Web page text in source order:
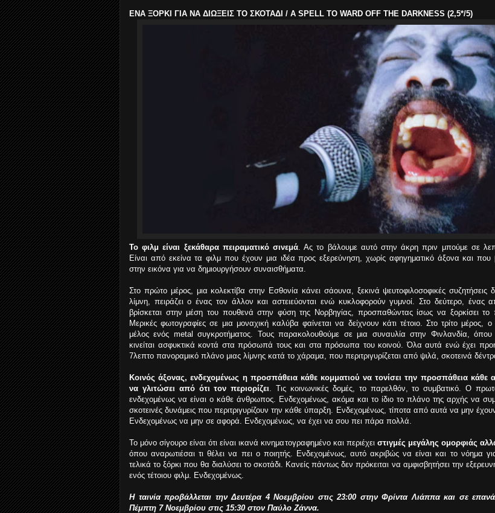
ΕΝΑ ΞΟΡΚΙ ΓΙΑ ΝΑ ΔΙΩΞΕΙΣ ΤΟ ΣΚΟΤΑΔΙ / A SPELL TO WARD OFF THE DARKNESS (2,5*/5)
Το φιλμ είναι ξεκάθαρα πειραματικό σινεμά. Ας το βάλουμε αυτό στην άκρη πριν μπούμε σε
Είναι από εκείνα τα φιλμ που έχουν μια ιδέα προς εξερεύνηση, χωρίς αφηγηματικό άξονα και που
στην εικόνα για να δημιουργήσουν συναισθήματα.
Στο πρώτο μέρος, μια κολεκτίβα στην Εσθονία κάνει σάουνα, ξεκινά ψευτοφιλοσοφικές συζητήσεις
λίμνη, πειράζει ο ένας τον άλλον και αστειεύονται ενώ κυκλοφορούν γυμνοί. Στο δεύτερο, ένας
βρίσκεται στην μέση του πουθενά στην φύση της Νορβηγίας, προσπαθώντας ίσως να ξορκίσει το
Μερικές φωτογραφίες σε μια μοναχική καλύβα φαίνεται να δείχνουν κάτι τέτοιο. Στο τρίτο μέρος, ο
μέλος ενός metal συγκροτήματος. Τους παρακολουθούμε σε μια συναυλία στην Φινλανδία,
κινείται ασφυκτικά κοντά στα πρόσωπά τους και στα πρόσωπα του κοινού. Όλα αυτά ενώ έχει
7λεπτο πανοραμικό πλάνο μιας λίμνης κατά το χάραμα, που περιτριγυρίζεται από ψιλά, σκοτεινά
Κοινός άξονας, ενδεχομένως η προσπάθεια κάθε κομματιού να τονίσει την προσπάθεια κάθε
να γλιτώσει από ότι τον περιορίζει. Τις κοινωνικές δομές, το παρελθόν, το συμβατικό. Ο
ενδεχομένως να είναι ο κάθε άνθρωπος. Ενδεχομένως, ακόμα και το ίδιο το πλάνο της αρχής να
σκοτεινές δυνάμεις που περιτριγυρίζουν την κάθε ύπαρξη. Ενδεχομένως, τίποτα από αυτά να μην
Ενδεχομένως να μην σε αφορά. Ενδεχομένως, να έχει να σου πει πάρα πολλά.
Το μόνο σίγουρο είναι ότι είναι ικανά κινηματογραφημένο και περιέχει στιγμές μεγάλης ομορφιάς
όπου αναρωτιέσαι τι θέλει να πει ο ποιητής. Ενδεχομένως, αυτό ακριβώς να είναι και το νόημα
τελικά το ξόρκι που θα διαλύσει το σκοτάδι. Κανείς πάντως δεν πρόκειται να αμφισβητήσει την
ενός τέτοιου φιλμ. Ενδεχομένως.
H ταινία προβάλλεται την Δευτέρα 4 Νοεμβρίου στις 23:00 στην Φρίντα Λιάππα και σε
Πέμπτη 7 Νοεμβρίου στις 15:30 στον Παύλο Ζάννα.